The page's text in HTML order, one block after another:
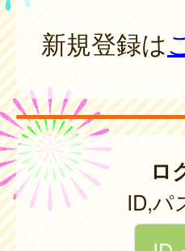
新規登録は
ロ
ID,パ